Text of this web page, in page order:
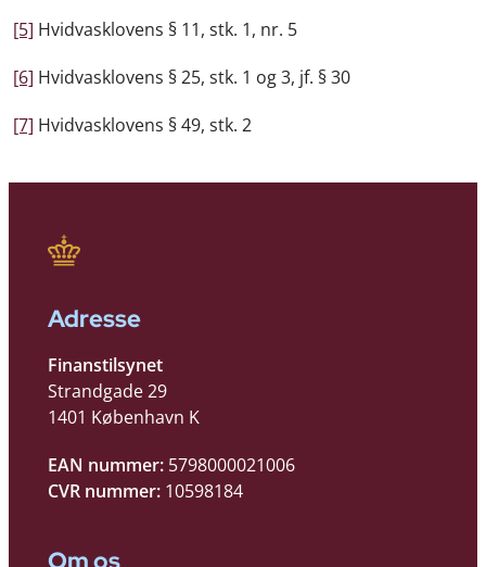
[5] Hvidvasklovens § 11, stk. 1, nr. 5
[6] Hvidvasklovens § 25, stk. 1 og 3, jf. § 30
[7] Hvidvasklovens § 49, stk. 2
Adresse
Finanstilsynet
Strandgade 29
1401 København K
EAN nummer: 5798000021006
CVR nummer: 10598184
Om os